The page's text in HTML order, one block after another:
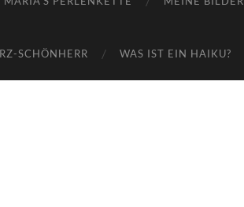
SCHÖNHERR WAS IST EIN HAIKU?